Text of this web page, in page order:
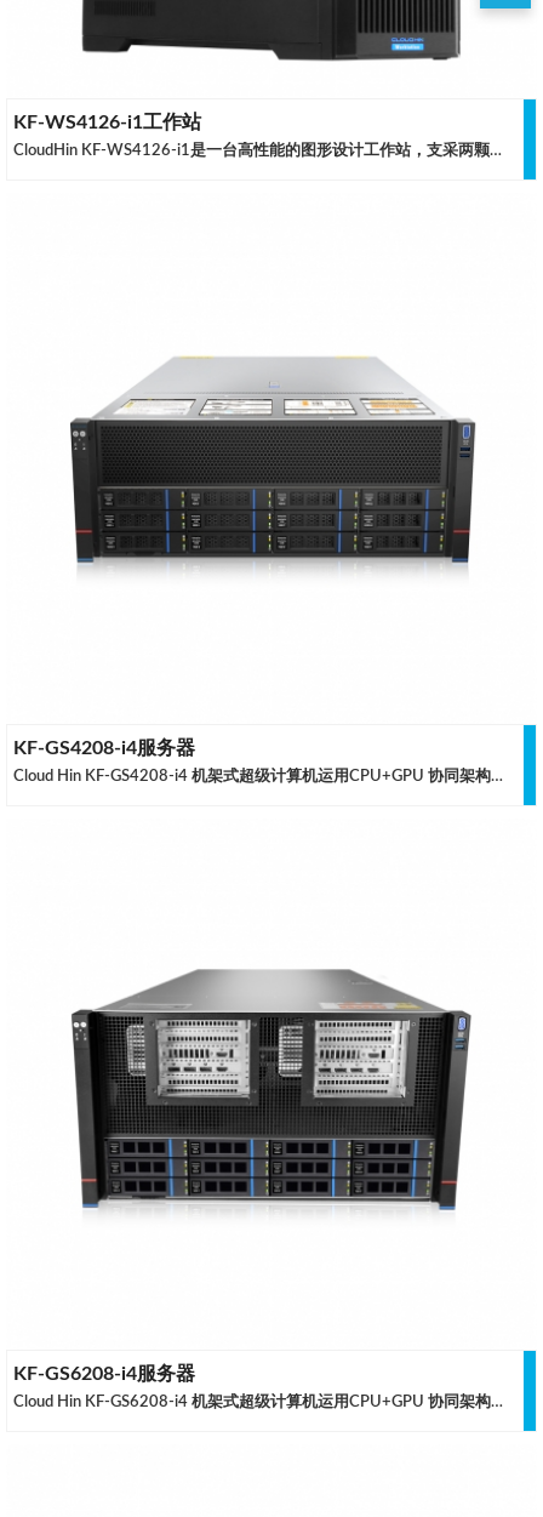
KF-WS4126-i1工作站
CloudHin KF-WS4126-i1是一台高性能的图形设计工作站，支采两颗第三代英特尔可扩展至强处理器，可配备两块 NVIDIA Quadro 专业显卡或 NVIDIA Geforce 40/50系娱乐显卡，具备优秀的图形性能与灵活的扩展能力。是中小型企业与独立设计者的上佳之选。
KF-GS4208-i4服务器
Cloud Hin KF-GS4208-i4 机架式超级计算机运用CPU+GPU 协同架构，采用 4th/5th Gen Intel® Xeon® Scalable 处理器，并可以提供最大 8TB 的 DDR4内存容量支持，是云轩针对高密度用户和大中型集群用户全新定制的超级计算机，优化的散热方案可以支持八卡4090/6000Ada/L40S/H100等顶级的 GPU 稳定运行。
KF-GS6208-i4服务器
Cloud Hin KF-GS6208-i4 机架式超级计算机运用CPU+GPU 协同架构，采用 4th/5th Gen Intel® Xeon® Scalable 处理器，并可以提供最大 8TB 的 DDR4内存容量支持，是云轩针对高密度用户和大中型集群用户全新定制的超级计算机，优化的散热方案可以支持八卡5090/6000Ada/L40S/H100等顶级的 GPU 稳定运行。